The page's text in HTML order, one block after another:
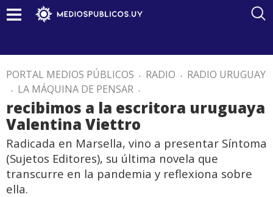
PORTAL MEDIOS PÚBLICOS . RADIO . RADIO URUGUAY
. LA MÁQUINA DE PENSAR .
recibimos a la escritora uruguaya
Valentina Viettro
Radicada en Marsella, vino a presentar Síntoma
(Sujetos Editores), su última novela que
transcurre en la pandemia y reflexiona sobre
ella.